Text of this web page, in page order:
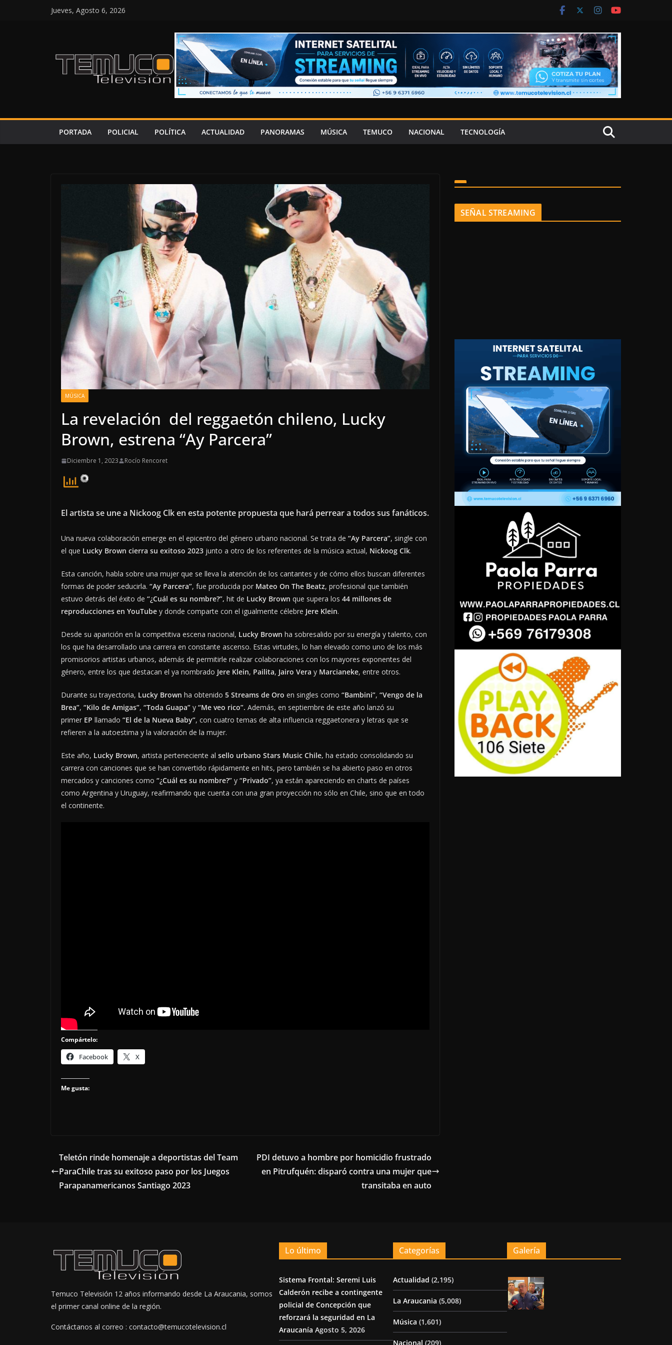
Jueves, Agosto 6, 2026
PORTADA POLICIAL POLÍTICA ACTUALIDAD PANORAMAS MÚSICA TEMUCO NACIONAL TECNOLOGÍA
MÚSICA
La revelación del reggaetón chileno, Lucky
Brown, estrena “Ay Parcera”
Diciembre 1, 2023 Rocío Rencoret
El artista se une a Nickoog Clk en esta potente propuesta que hará perrear a todos sus fanáticos.
Una nueva colaboración emerge en el epicentro del género urbano nacional. Se trata de “Ay Parcera”, single con
el que Lucky Brown cierra su exitoso 2023 junto a otro de los referentes de la música actual, Nickoog Clk.
Esta canción, habla sobre una mujer que se lleva la atención de los cantantes y de cómo ellos buscan diferentes
formas de poder seducirla. “Ay Parcera”, fue producida por Mateo On The Beatz, profesional que también
estuvo detrás del éxito de “¿Cuál es su nombre?”, hit de Lucky Brown que supera los 44 millones de
reproducciones en YouTube y donde comparte con el igualmente célebre Jere Klein.
Desde su aparición en la competitiva escena nacional, Lucky Brown ha sobresalido por su energía y talento, con
los que ha desarrollado una carrera en constante ascenso. Estas virtudes, lo han elevado como uno de los más
promisorios artistas urbanos, además de permitirle realizar colaboraciones con los mayores exponentes del
género, entre los que destacan el ya nombrado Jere Klein, Pailita, Jairo Vera y Marcianeke, entre otros.
Durante su trayectoria, Lucky Brown ha obtenido 5 Streams de Oro en singles como “Bambini”, “Vengo de la
Brea”, “Kilo de Amigas”, “Toda Guapa” y “Me veo rico”. Además, en septiembre de este año lanzó su
primer EP llamado “El de la Nueva Baby”, con cuatro temas de alta influencia reggaetonera y letras que se
refieren a la autoestima y la valoración de la mujer.
Este año, Lucky Brown, artista perteneciente al sello urbano Stars Music Chile, ha estado consolidando su
carrera con canciones que se han convertido rápidamente en hits, pero también se ha abierto paso en otros
mercados y canciones como “¿Cuál es su nombre?” y “Privado”, ya están apareciendo en charts de países
como Argentina y Uruguay, reafirmando que cuenta con una gran proyección no sólo en Chile, sino que en todo
el continente.
Compártelo:
Facebook X
Me gusta:
Teletón rinde homenaje a deportistas del Team
ParaChile tras su exitoso paso por los Juegos
Parapanamericanos Santiago 2023
PDI detuvo a hombre por homicidio frustrado
en Pitrufquén: disparó contra una mujer que
transitaba en auto
SEÑAL STREAMING
Temuco Televisión 12 años informando desde La Araucania, somos
el primer canal online de la región.
Contáctanos al correo : contacto@temucotelevision.cl
Lo último
Sistema Frontal: Seremi Luis
Calderón recibe a contingente
policial de Concepción que
reforzará la seguridad en La
Araucanía Agosto 5, 2026
Categorías
Actualidad (2,195)
La Araucania (5,008)
Música (1,601)
Nacional (209)
Galería